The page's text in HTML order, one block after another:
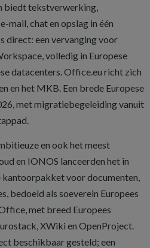
biedt tekstverwerking,
mail, chat en opslag in één
direct: een vervanging voor
volledig in Europese
datacenters. Office.eu richt zich
en het MKB. Een brede Europese
met migratiebegeleiding vanuit
en ook het meest
en IONOS lanceerden het in
voor documenten,
bedoeld als soeverein Europees
met breed Europees
XWiki en OpenProject.
beschikbaar gesteld; een